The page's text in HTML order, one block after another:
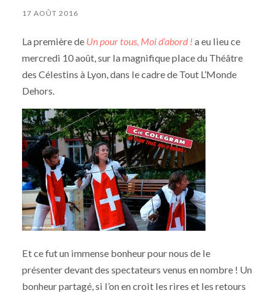
17 AOÛT 2016
La première de Un pour tous, Moi d’abord ! a eu lieu ce
mercredi 10 août, sur la magnifique place du Théâtre
des Célestins à Lyon, dans le cadre de Tout L’Monde
Dehors.
Et ce fut un immense bonheur pour nous de le
présenter devant des spectateurs venus en nombre ! Un
bonheur partagé, si l’on en croit les rires et les retours